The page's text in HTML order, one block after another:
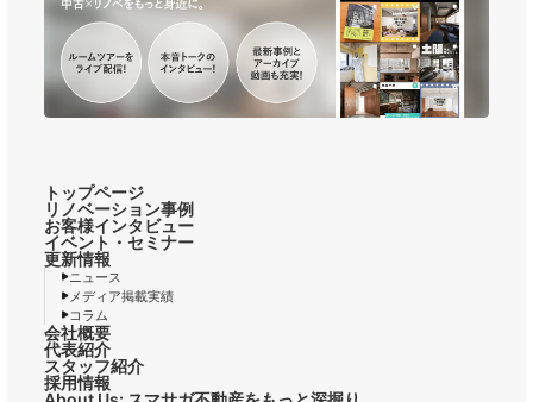
トップページ
リノベーション事例
お客様インタビュー
イベント・セミナー
更新情報
ニュース
メディア掲載実績
コラム
会社概要
代表紹介
スタッフ紹介
採用情報